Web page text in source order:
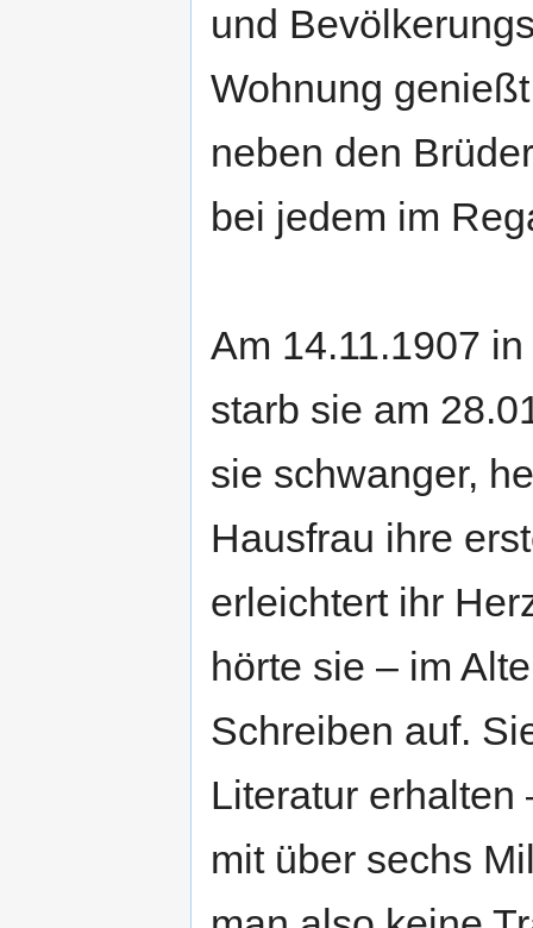
und
Wohnung
neben den
bei jedem im
Am 14.11.1907
starb sie am
sie schwanger,
Hausfrau ihre
erleichtert ihr
hörte sie – im
Schreiben auf.
Literatur
mit über sechs